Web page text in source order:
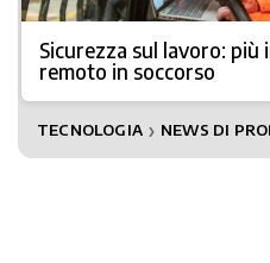
Sicurezza sul lavoro:
remoto in soccorso
TECNOLOGIA ❯ NEWS DI